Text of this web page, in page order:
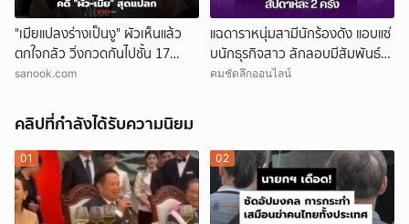
"เมียแปลงร่างเป็นงู" ผัวเห็นแล้ว
ตกใจกลัว วิ่งกวดกันไปชั้น 17
ตร.เผยบทสรุปคดีสุดแปลก!
sanook.com
แฉดาราหนุ่มสามีนักร้องดัง แอบแซ่
บนักธุรกิจสาว ลักลอบมีสัมพันธ์
สัปดาห์ละ 2 ครั้ง
คมชัดลึกออนไลน์
คลิปที่กำลังได้รับความนิยม
01 02